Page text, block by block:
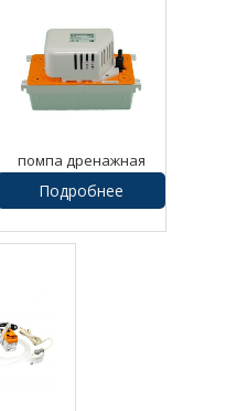
помпа дренажная
sauermann si 82
Подробнее